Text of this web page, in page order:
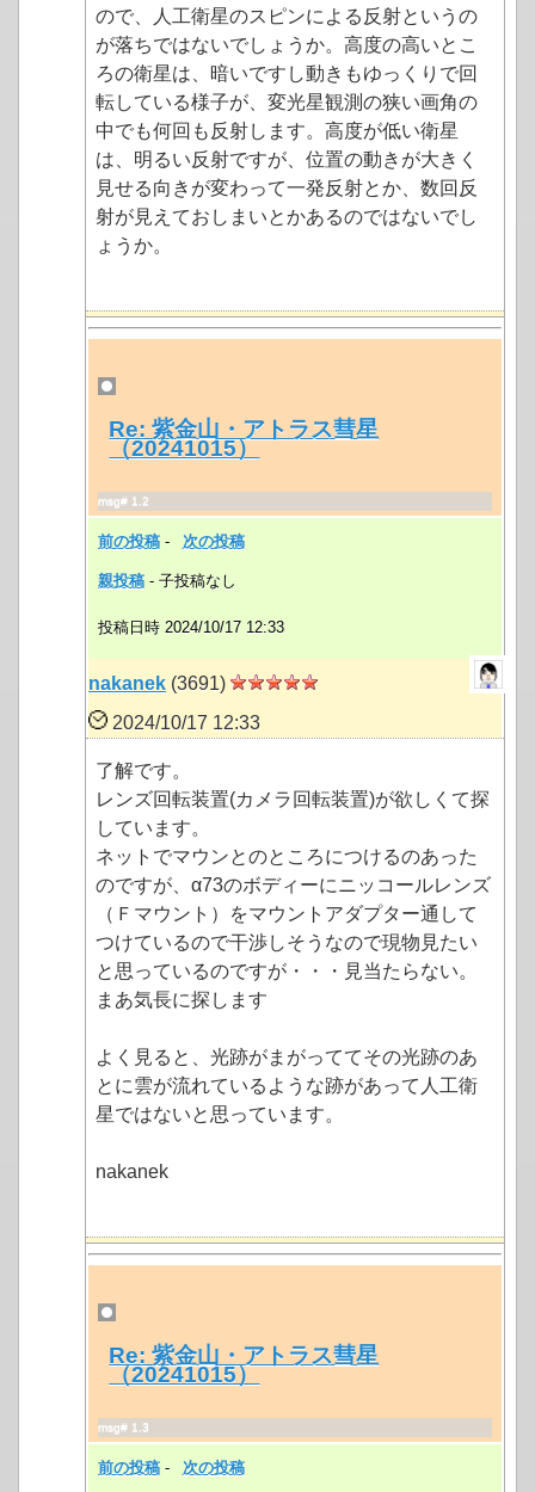
ので、人工衛星のスピンによる反射というの
が落ちではないでしょうか。高度の高いとこ
ろの衛星は、暗いですし動きもゆっくりで回
転している様子が、変光星観測の狭い画角の
中でも何回も反射します。高度が低い衛星
は、明るい反射ですが、位置の動きが大きく
見せる向きが変わって一発反射とか、数回反
射が見えておしまいとかあるのではないでし
ょうか。
Re: 紫金山・アトラス彗星
（20241015）
msg# 1.2
前の投稿 - 次の投稿
親投稿 - 子投稿なし
投稿日時 2024/10/17 12:33
nakanek (3691)
2024/10/17 12:33
了解です。
レンズ回転装置(カメラ回転装置)が欲しくて探
しています。
ネットでマウンとのところにつけるのあった
のですが、α73のボディーにニッコールレンズ
（Ｆマウント）をマウントアダプター通して
つけているので干渉しそうなので現物見たい
と思っているのですが・・・見当たらない。
まあ気長に探します
よく見ると、光跡がまがっててその光跡のあ
とに雲が流れているような跡があって人工衛
星ではないと思っています。
nakanek
Re: 紫金山・アトラス彗星
（20241015）
msg# 1.3
前の投稿 - 次の投稿